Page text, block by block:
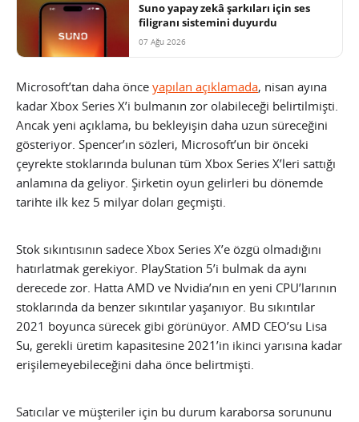
Suno yapay zekâ şarkıları için ses
filigranı sistemini duyurdu
07 Ağu 2026
Microsoft’tan daha önce yapılan açıklamada, nisan ayına
kadar Xbox Series X’i bulmanın zor olabileceği belirtilmişti.
Ancak yeni açıklama, bu bekleyişin daha uzun süreceğini
gösteriyor. Spencer’ın sözleri, Microsoft’un bir önceki
çeyrekte stoklarında bulunan tüm Xbox Series X’leri sattığı
anlamına da geliyor. Şirketin oyun gelirleri bu dönemde
tarihte ilk kez 5 milyar doları geçmişti.
Stok sıkıntısının sadece Xbox Series X’e özgü olmadığını
hatırlatmak gerekiyor. PlayStation 5’i bulmak da aynı
derecede zor. Hatta AMD ve Nvidia’nın en yeni CPU’larının
stoklarında da benzer sıkıntılar yaşanıyor. Bu sıkıntılar
2021 boyunca sürecek gibi görünüyor. AMD CEO’su Lisa
Su, gerekli üretim kapasitesine 2021’in ikinci yarısına kadar
erişilemeyebileceğini daha önce belirtmişti.
Satıcılar ve müşteriler için bu durum karaborsa sorununu